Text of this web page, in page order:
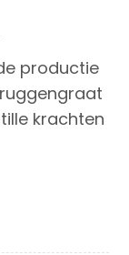
productie
krachten